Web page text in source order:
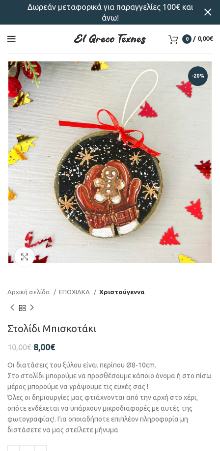
0 / 0,00€
-20%
Click to enlarge
Αρχική σελίδα ΕΠΟΧΙΑΚΑ Χριστούγεννα
Στολίδι Μπισκοτάκι
10,00€ 8,00€
Οι διατάσεις του ξύλου είναι περίπου Ø8-10cm.
Στο στολίδι μπορούμε να προσθέσουμε κάποιο όνομα ή στο πίσω
μέρος μπορούμε να γράψουμε τις ευχές σας !
Όλες οι δημιουργίες μας φτιάχνονται από την αρχή στο χέρι,
οπότε ενδέχεται να υπάρχουν μικροδιαφορές με αυτές της
φωτογραφίας!. Για οποιαδήποτε επιπλέον πληροφορία μη
διστάσετε να μας στείλετε μήνυμα
Δωρεάν μεταφορικά για παραγγελίες 100€ και
άνω!